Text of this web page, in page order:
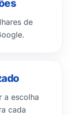
de
a escolha
cada